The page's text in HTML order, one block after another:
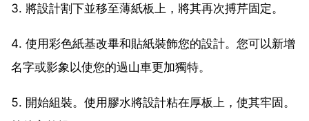
3. 將設計割下並移至薄紙板上，將其再次搏芹固定。
4. 使用彩色紙基改畢和貼紙裝飾您的設計。您可以新增
名字或影象以使您的過山車更加獨特。
5. 開始組裝。使用膠水將設計粘在厚板上，使其牢固。